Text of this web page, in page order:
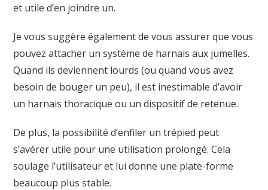
et utile d’en joindre un.
Je vous suggère également de vous assurer que vous
pouvez attacher un système de harnais aux jumelles.
Quand ils deviennent lourds (ou quand vous avez
besoin de bouger un peu), il est inestimable d’avoir
un harnais thoracique ou un dispositif de retenue.
De plus, la possibilité d’enfiler un trépied peut
s’avérer utile pour une utilisation prolongé. Cela
soulage l’utilisateur et lui donne une plate-forme
beaucoup plus stable.